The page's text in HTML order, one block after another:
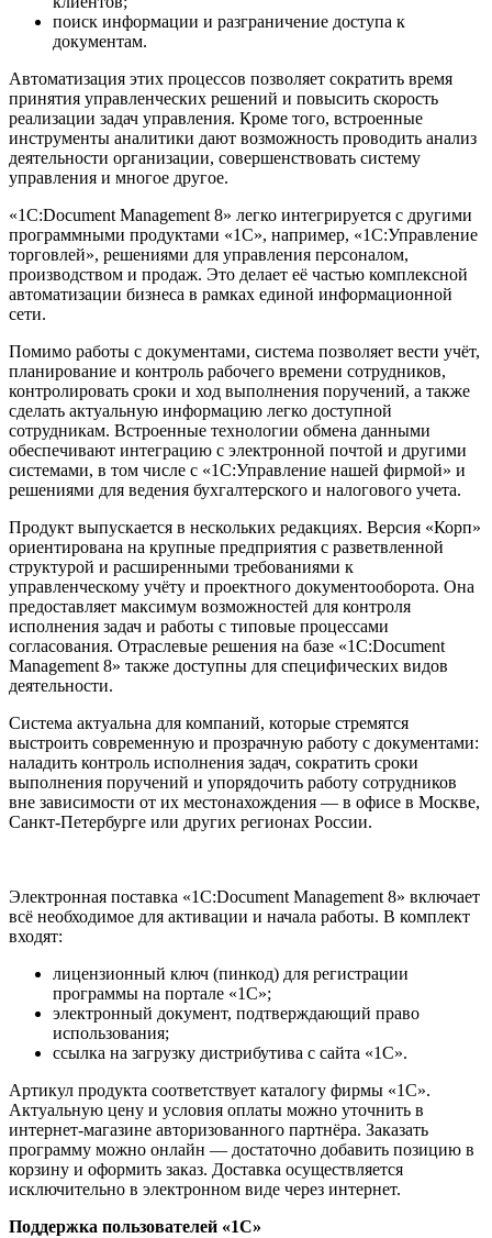
поиск информации и разграничение доступа к
документам.
Автоматизация этих процессов позволяет сократить время
принятия управленческих решений и повысить скорость
реализации задач управления. Кроме того, встроенные
инструменты аналитики дают возможность проводить анализ
деятельности организации, совершенствовать систему
управления и многое другое.
«1С:Document Management 8» легко интегрируется с другими
программными продуктами «1С», например, «1С:Управление
торговлей», решениями для управления персоналом,
производством и продаж. Это делает её частью комплексной
автоматизации бизнеса в рамках единой информационной
сети.
Помимо работы с документами, система позволяет вести учёт,
планирование и контроль рабочего времени сотрудников,
контролировать сроки и ход выполнения поручений, а также
сделать актуальную информацию легко доступной
сотрудникам. Встроенные технологии обмена данными
обеспечивают интеграцию с электронной почтой и другими
системами, в том числе с «1С:Управление нашей фирмой» и
решениями для ведения бухгалтерского и налогового учета.
Продукт выпускается в нескольких редакциях. Версия «Корп»
ориентирована на крупные предприятия с разветвленной
структурой и расширенными требованиями к
управленческому учёту и проектного документооборота. Она
предоставляет максимум возможностей для контроля
исполнения задач и работы с типовые процессами
согласования. Отраслевые решения на базе «1С:Document
Management 8» также доступны для специфических видов
деятельности.
Система актуальна для компаний, которые стремятся
выстроить современную и прозрачную работу с документами:
наладить контроль исполнения задач, сократить сроки
выполнения поручений и упорядочить работу сотрудников
вне зависимости от их местонахождения — в офисе в Москве,
Санкт-Петербурге или других регионах России.
Электронная поставка «1С:Document Management 8» включает
всё необходимое для активации и начала работы. В комплект
входят:
лицензионный ключ (пинкод) для регистрации
программы на портале «1С»;
электронный документ, подтверждающий право
использования;
ссылка на загрузку дистрибутива с сайта «1С».
Артикул продукта соответствует каталогу фирмы «1С».
Актуальную цену и условия оплаты можно уточнить в
интернет-магазине авторизованного партнёра. Заказать
программу можно онлайн — достаточно добавить позицию в
корзину и оформить заказ. Доставка осуществляется
исключительно в электронном виде через интернет.
Поддержка пользователей «1С»